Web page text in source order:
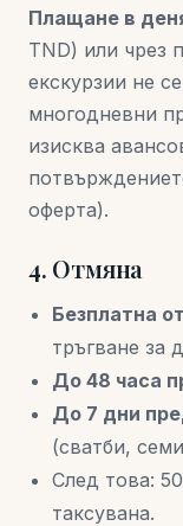
Плащане в
TND) или чрез
екскурзии не
многодневни
изисква
оферта).
4. Отмяна
Безплатна
тръгване за
До 48 часа
До 7 дни
(сватби,
След това:
таксувана.